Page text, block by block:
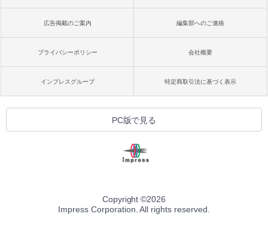
広告掲載のご案内 編集部へのご連絡
プライバシーポリシー 会社概要
インプレスグループ 特定商取引法に基づく表示
PC版で見る
Copyright ©2026
Impress Corporation. All rights reserved.